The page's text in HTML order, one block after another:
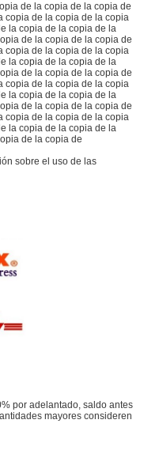
de la copia de la copia de
copia de la copia de la copia
la copia de la copia de la
de la copia de la copia de
copia de la copia de la copia
la copia de la copia de la
de la copia de la copia de
copia de la copia de la copia
la copia de la copia de la
de la copia de la copia de
copia de la copia de la copia
la copia de la copia de la
de la copia de
sobre el uso de las
por adelantado, saldo antes
mayores consideren